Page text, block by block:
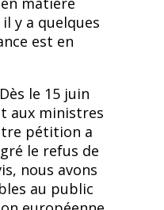
y a quelques
est en
le 15 juin
aux ministres
pétition a
le refus de
nous avons
au public